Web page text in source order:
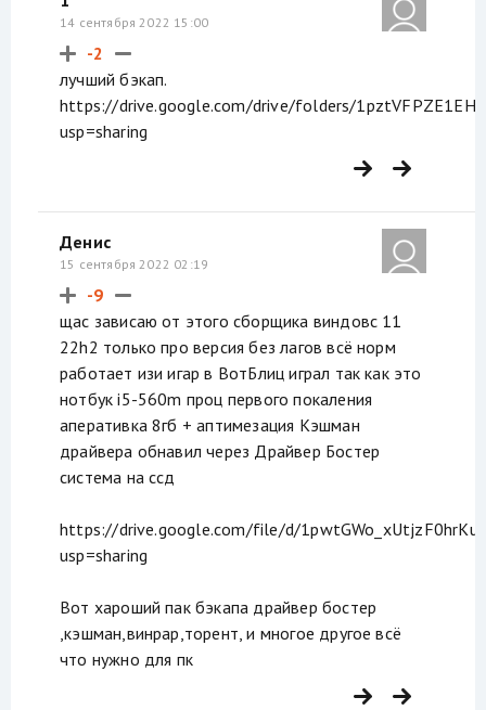
14 сентября 2022 15:00
-2
лучший бэкап.
https://drive.google.com/drive/folders/
usp=sharing
Денис
15 сентября 2022 02:19
-9
щас зависаю от этого сборщика виндовс 11
22h2 только про версия без лагов всё норм
работает изи игар в ВотБлиц играл так как это
нотбук i5-560m проц первого покаления
аперативка 8гб + аптимезация Кэшман
драйвера обнавил через Драйвер Бостер
система на ссд
https://drive.google.com/file/d/
usp=sharing
Вот хароший пак бэкапа драйвер бостер
,кэшман,винрар,торент, и многое другое всё
что нужно для пк